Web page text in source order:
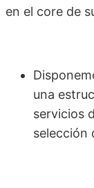
en el core de
una
servicios
selección